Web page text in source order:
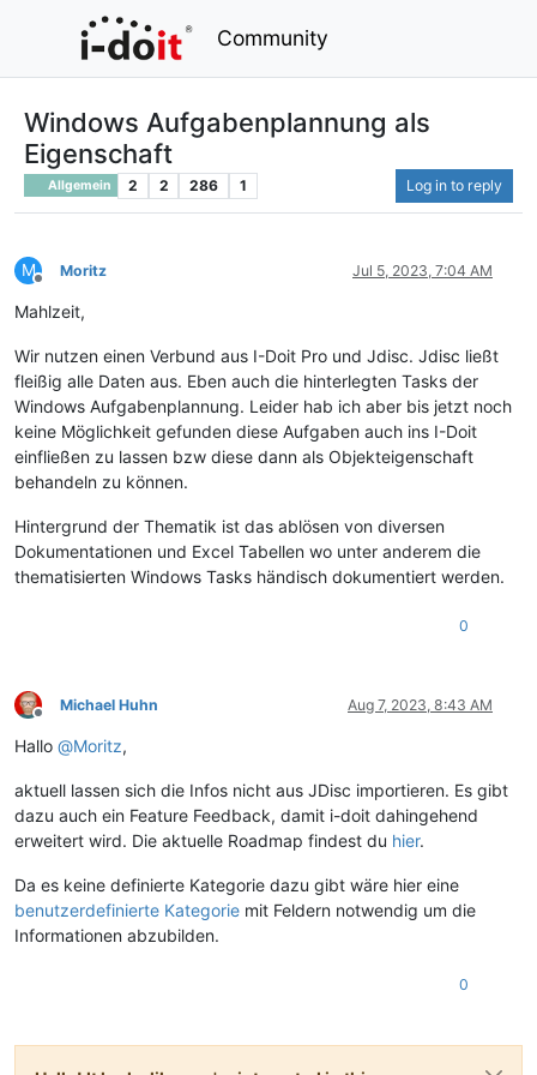
Community
Windows Aufgabenplannung als
Eigenschaft
Allgemein 2 2 286 1 Log in to reply
M
Offline
Moritz Jul 5, 2023, 7:04 AM
Mahlzeit,
Wir nutzen einen Verbund aus I-Doit Pro und Jdisc. Jdisc ließt
fleißig alle Daten aus. Eben auch die hinterlegten Tasks der
Windows Aufgabenplannung. Leider hab ich aber bis jetzt noch
keine Möglichkeit gefunden diese Aufgaben auch ins I-Doit
einfließen zu lassen bzw diese dann als Objekteigenschaft
behandeln zu können.
Hintergrund der Thematik ist das ablösen von diversen
Dokumentationen und Excel Tabellen wo unter anderem die
thematisierten Windows Tasks händisch dokumentiert werden.
0
Offline
Michael Huhn Aug 7, 2023, 8:43 AM
Hallo @Moritz,
aktuell lassen sich die Infos nicht aus JDisc importieren. Es gibt
dazu auch ein Feature Feedback, damit i-doit dahingehend
erweitert wird. Die aktuelle Roadmap findest du hier.
Da es keine definierte Kategorie dazu gibt wäre hier eine
benutzerdefinierte Kategorie mit Feldern notwendig um die
Informationen abzubilden.
0